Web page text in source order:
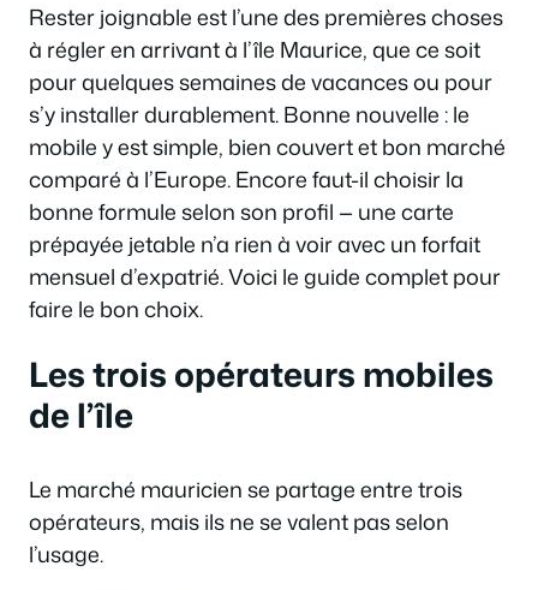
Rester joignable est l’une des premières choses
à régler en arrivant à l’île Maurice, que ce soit
pour quelques semaines de vacances ou pour
s’y installer durablement. Bonne nouvelle : le
mobile y est simple, bien couvert et bon marché
comparé à l’Europe. Encore faut-il choisir la
bonne formule selon son profil — une carte
prépayée jetable n’a rien à voir avec un forfait
mensuel d’expatrié. Voici le guide complet pour
faire le bon choix.
Les trois opérateurs mobiles
de l’île
Le marché mauricien se partage entre trois
opérateurs, mais ils ne se valent pas selon
l’usage.